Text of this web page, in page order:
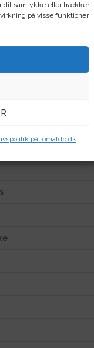
dit samtykke eller trækker
på visse funktioner
på tomatdb.dk